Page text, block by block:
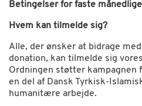
Betingelser for faste
Hvem kan tilmelde sig?
Alle, der ønsker at bidrage
donation, kan tilmelde sig
Ordningen støtter
en del af Dansk Tyrkisk-
humanitære arbejde.